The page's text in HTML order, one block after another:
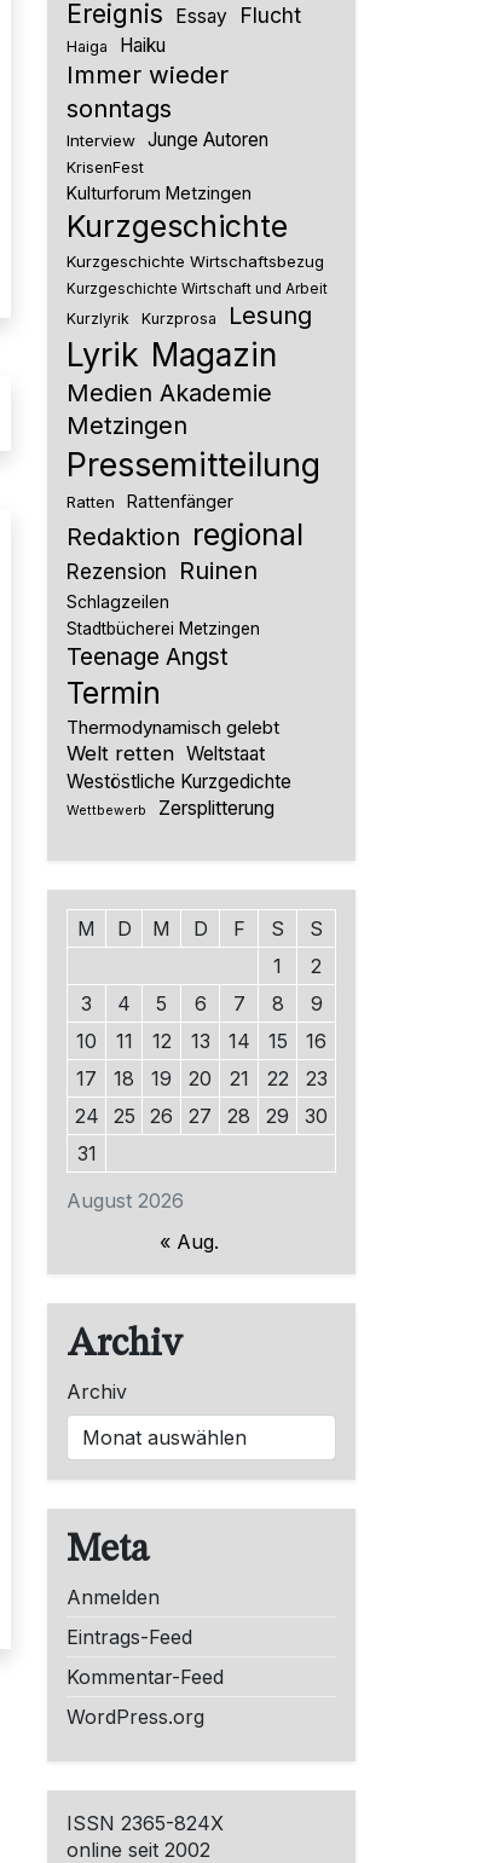
Ereignis Essay Flucht
Haiga Haiku
Immer wieder
sonntags
Interview Junge Autoren
KrisenFest
Kulturforum Metzingen
Kurzgeschichte
Kurzgeschichte Wirtschaftsbezug
Kurzgeschichte Wirtschaft und Arbeit
Kurzlyrik Kurzprosa Lesung
Lyrik Magazin
Medien Akademie
Metzingen
Pressemitteilung
Ratten Rattenfänger
Redaktion regional
Rezension Ruinen
Schlagzeilen
Stadtbücherei Metzingen
Teenage Angst
Termin
Thermodynamisch gelebt
Welt retten Weltstaat
Westöstliche Kurzgedichte
Wettbewerb Zersplitterung
August 2026
M D M D F S
S
1
2
3
4 5 6 7 8
9
10
11 12 13 14 15
16
17
18 19 20 21 22
23
24
25 26 27 28 29
30
31
« Aug.
Archiv
Archiv
Meta
Anmelden
Eintrags-Feed
Kommentar-Feed
WordPress.org
ISSN 2365-824X
online seit 2002